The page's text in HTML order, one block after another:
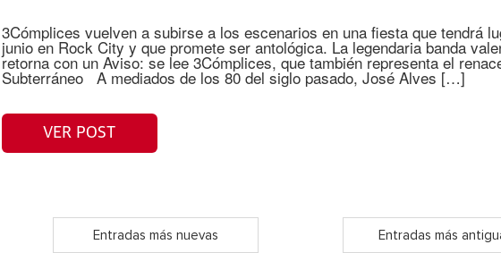
3Cómplices vuelven a subirse a los escenarios en una fiesta que tendrá
junio en Rock City y que promete ser antológica. La legendaria banda
retorna con un Aviso: se lee 3Cómplices, que también representa el
Subterráneo A mediados de los 80 del siglo pasado, José Alves […]
VER POST
Entradas más nuevas Entradas más